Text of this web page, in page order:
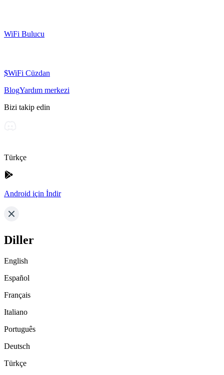
WiFi Bulucu
$WiFi Cüzdan
BlogYardım merkezi
Bizi takip edin
Türkçe
Android için İndir
Diller
English
Español
Français
Italiano
Português
Deutsch
Türkçe